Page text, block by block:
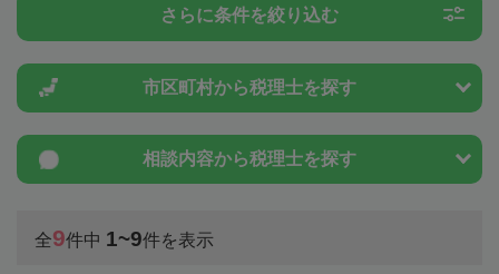
さらに条件を絞り込む
市区町村から税理士を探す
相談内容から税理士を探す
全9件中 1~9件を表示